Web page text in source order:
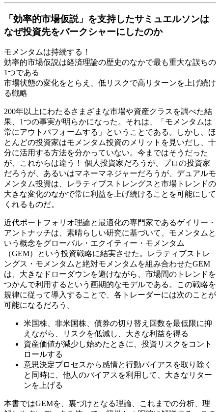
「効率的市場仮説」を支持したサミュエルソンは
なぜ投資先をバークシャーにしたのか
モメンタムは持続する！
効率的市場仮説は経済理論の歴史のなかで最も重大な誤ちの
1つである
市場状態の変化をとらえ、低リスクで高リターンを上げ続け
る戦略
200年以上にわたるさまざまな市場や資産クラスを調べた結
果、1つの事実が明らかになった。それは、「モメンタムは
常にアウトパフォームする」ということである。しかし、ほ
とんどの投資家はモメンタム投資のメリットを見いだし、十
分に活用する方法を分かっていない。今まではそうだった
が、これからは違う！ 個人投資家だろうが、プロの投資家
だろうが、あるいはマネーマネジャーだろうが、デュアルモ
メンタム投資は、レラティブストレングスと市場トレンドの
大きな変化のなかで常に利益を上げ続けることを可能にして
くれるものだ。
近代ポートフォリオ理論と最適化の専門家であるゲイリー・
アントナッチは、素晴らしい研究に基づいて、モメンタムと
いう概念をグローバル・エクイティー・モメンタム
（GEM）という投資戦略に結実させた。レラティブストレ
ングス・モメンタムと絶対モメンタムを組み合わせたGEM
は、大きなドローダウンを避けながら、市場間のトレンドを
つかんで利用するという画期的なモデルである。この戦略を
規律に従って導入することで、各トレーダーには次のことが
可能になるだろう。
米国株、非米国株、債券の切り替え回数を最低限に抑
えながら、リスクを低減し、大きな利益を得る
資産価値が減少し始めたときに、投資リスクをコント
ロールする
意思決定プロセスから感情と行動バイアスを取り除く
と同時に、他人のバイアスを利用して、大きなリター
ンを上げる
本書ではGEMを、裏づけとなる理論、これまでの分析、理